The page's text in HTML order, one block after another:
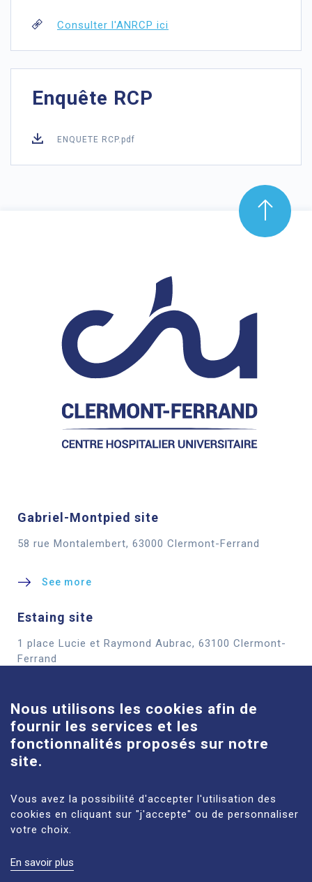
Consulter l'ANRCP ici
Enquête RCP
ENQUETE RCP.pdf
Gabriel-Montpied site
58 rue Montalembert, 63000 Clermont-Ferrand
See more
Estaing site
1 place Lucie et Raymond Aubrac, 63100 Clermont-
Ferrand
Louise-Michel site
61 route de Châteaugay, 63118 Cébazat
See more
LEGAL NOTICES
Nous utilisons les cookies afin de
fournir les services et les
fonctionnalités proposés sur notre
site.
Vous avez la possibilité d'accepter l'utilisation des
cookies en cliquant sur "j'accepte" ou de personnaliser
votre choix.
En savoir plus